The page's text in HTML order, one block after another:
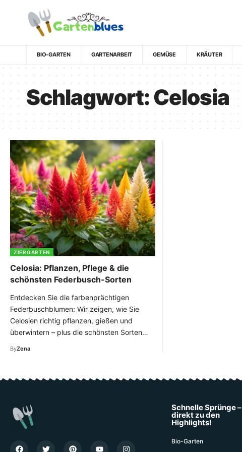
BIO-GARTEN GARTENARBEIT GEMÜSE KRÄUTER
Schlagwort:Celosia
ZIERGARTEN
Celosia: Pflanzen, Pflege & die
schönsten Federbusch-Sorten
Entdecken Sie die farbenprächtigen
Federbuschblumen: Wir zeigen, wie Sie
Celosien richtig pflanzen, gießen und
überwintern – plus die schönsten Sorten…
ByZena
Schnelle Sprünge –
direkt zu den
Highlights!
Bio-Garten